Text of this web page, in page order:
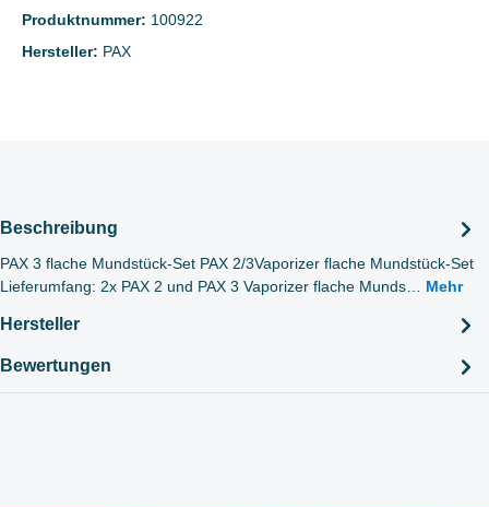
Produktnummer: 100922
Hersteller: PAX
Beschreibung
PAX 3 flache Mundstück-Set PAX 2/3Vaporizer flache Mundstück-Set
Lieferumfang: 2x PAX 2 und PAX 3 Vaporizer flache Munds… Mehr
Hersteller
Bewertungen